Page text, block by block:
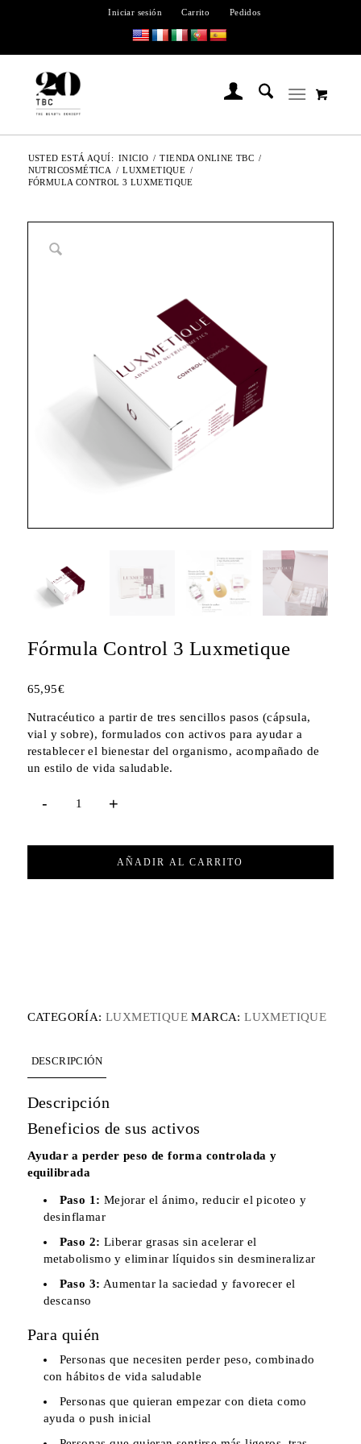
Iniciar sesión Carrito Pedidos
USTED ESTÁ AQUÍ: INICIO / TIENDA ONLINE TBC /
NUTRICOSMÉTICA
/ LUXMETIQUE /
FÓRMULA CONTROL 3 LUXMETIQUE
Fórmula Control 3 Luxmetique
65,95€
Nutracéutico a partir de tres sencillos pasos (cápsula,
vial y sobre), formulados con activos para ayudar a
restablecer el bienestar del organismo, acompañado de
un estilo de vida saludable.
AÑADIR AL CARRITO
CATEGORÍA: LUXMETIQUE MARCA:LUXMETIQUE
DESCRIPCIÓN
Descripción
Beneficios de sus activos
Ayudar a perder peso de forma controlada y
equilibrada
Paso 1: Mejorar el ánimo, reducir el picoteo y
desinflamar
Paso 2: Liberar grasas sin acelerar el
metabolismo y eliminar líquidos sin desmineralizar
Paso 3: Aumentar la saciedad y favorecer el
descanso
Para quién
Personas que necesiten perder peso, combinado
con hábitos de vida saludable
Personas que quieran empezar con dieta como
ayuda o push inicial